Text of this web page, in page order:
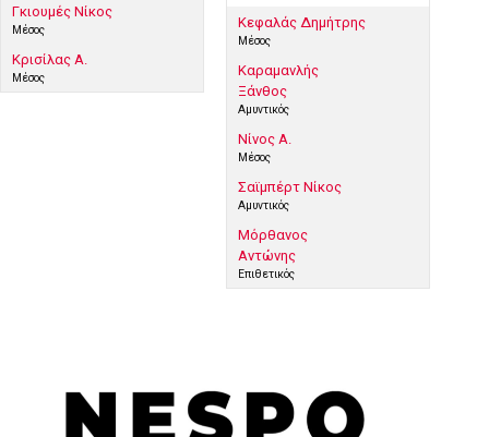
Γκιουμές Νίκος
Μέσος
Κρισίλας Α.
Μέσος
Κεφαλάς Δημήτρης
Μέσος
Καραμανλής
Ξάνθος
Αμυντικός
Νίνος Α.
Μέσος
Σαϊμπέρτ Νίκος
Αμυντικός
Μόρθανος
Αντώνης
Επιθετικός